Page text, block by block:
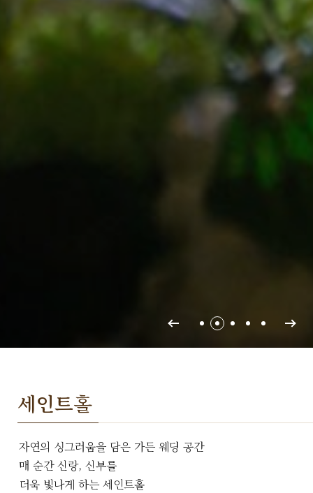
세인트홀
자연의 싱그러움을 담은 가든 웨딩 공간
매 순간 신랑, 신부를
더욱 빛나게 하는 세인트홀